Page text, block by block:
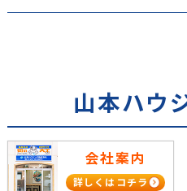
山本ハウ
会社案内
詳しくはコチラ